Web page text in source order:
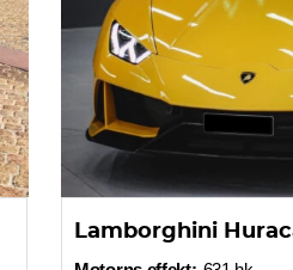
Lamborghini